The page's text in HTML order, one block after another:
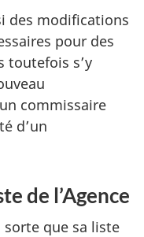
des modifications
pour des
toutefois s’y
commissaire
d’un
de l’Agence
sorte que sa liste